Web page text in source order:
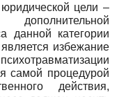
цели –
данной категории
избежание
самой процедурой
действия,